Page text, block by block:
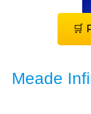
🛒
Meade